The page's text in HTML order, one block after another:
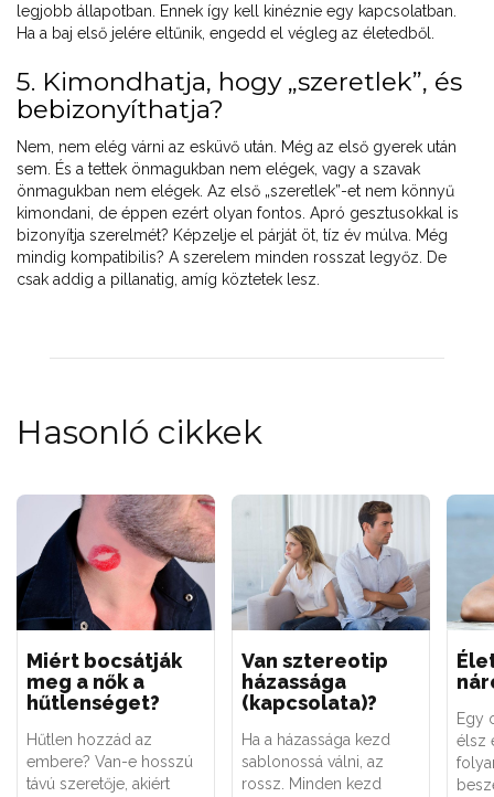
legjobb állapotban. Ennek így kell kinéznie egy kapcsolatban.
Ha a baj első jelére eltűnik, engedd el végleg az életedből.
5. Kimondhatja, hogy „szeretlek”, és
bebizonyíthatja?
Nem, nem elég várni az esküvő után. Még az első gyerek után
sem. És a tettek önmagukban nem elégek, vagy a szavak
önmagukban nem elégek. Az első „szeretlek”-et nem könnyű
kimondani, de éppen ezért olyan fontos. Apró gesztusokkal is
bizonyítja szerelmét? Képzelje el párját öt, tíz év múlva. Még
mindig kompatibilis? A szerelem minden rosszat legyőz. De
csak addig a pillanatig, amíg köztetek lesz.
Hasonló cikkek
Miért bocsátják
meg a nők a
hűtlenséget?
Hűtlen hozzád az
embere? Van-e hosszú
távú szeretője, akiért
Van sztereotip
házassága
(kapcsolata)?
Ha a házassága kezd
sablonossá válni, az
rossz. Minden kezd
Egy
élsz